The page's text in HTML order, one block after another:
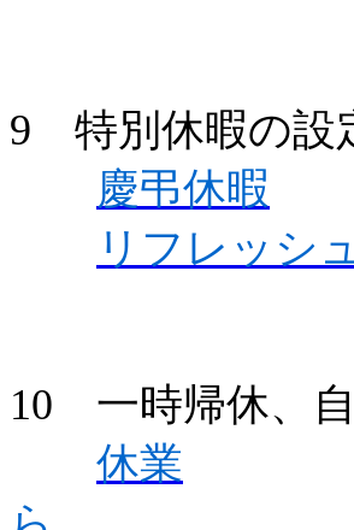
9 特別休暇の設
慶弔休暇
リフレッシ
10 一時帰休、
休業